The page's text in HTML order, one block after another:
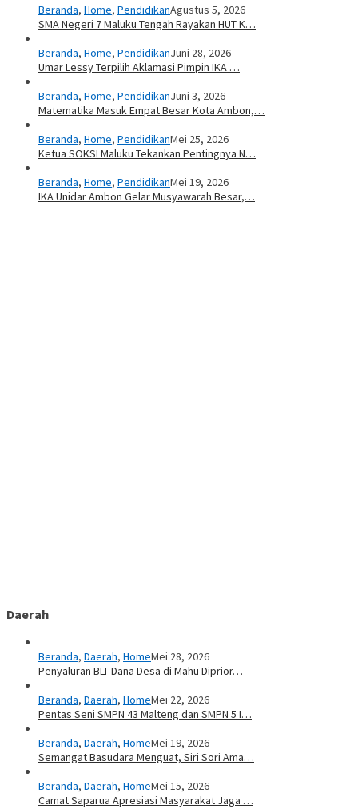
Beranda, Home, PendidikanAgustus 5, 2026
SMA Negeri 7 Maluku Tengah Rayakan HUT K…
Beranda, Home, PendidikanJuni 28, 2026
Umar Lessy Terpilih Aklamasi Pimpin IKA …
Beranda, Home, PendidikanJuni 3, 2026
Matematika Masuk Empat Besar Kota Ambon,…
Beranda, Home, PendidikanMei 25, 2026
Ketua SOKSI Maluku Tekankan Pentingnya N…
Beranda, Home, PendidikanMei 19, 2026
IKA Unidar Ambon Gelar Musyawarah Besar,…
Daerah
Beranda, Daerah, HomeMei 28, 2026
Penyaluran BLT Dana Desa di Mahu Diprior…
Beranda, Daerah, HomeMei 22, 2026
Pentas Seni SMPN 43 Malteng dan SMPN 5 I…
Beranda, Daerah, HomeMei 19, 2026
Semangat Basudara Menguat, Siri Sori Ama…
Beranda, Daerah, HomeMei 15, 2026
Camat Saparua Apresiasi Masyarakat Jaga …